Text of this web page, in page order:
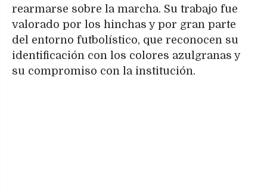
rearmarse sobre la marcha. Su trabajo fue
valorado por los hinchas y por gran parte
del entorno futbolístico, que reconocen su
identificación con los colores azulgranas y
su compromiso con la institución.